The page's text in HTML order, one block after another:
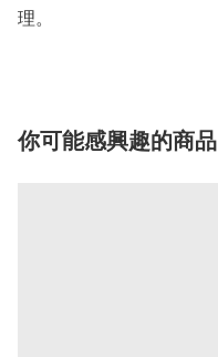
你可能感興趣的商品